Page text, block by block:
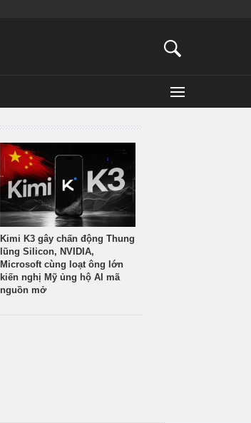
Kimi K3 gây chấn động Thung
lũng Silicon, NVIDIA,
Microsoft cùng loạt ông lớn
kiến nghị Mỹ ủng hộ AI mã
nguồn mở